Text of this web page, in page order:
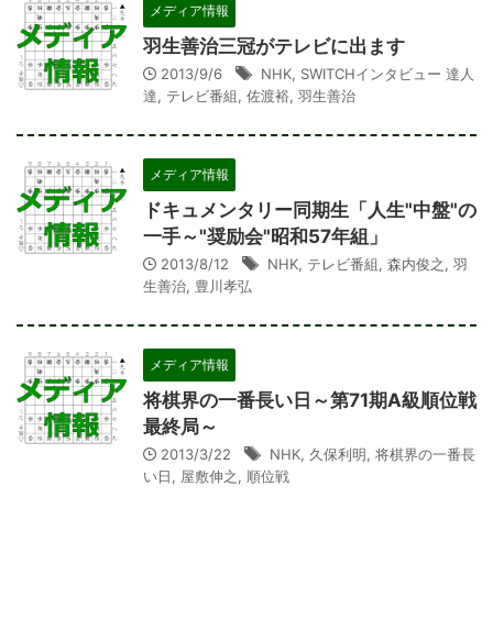
メディア情報
羽生善治三冠がテレビに出ます
2013/9/6 NHK, SWITCHインタビュー 達人
達, テレビ番組, 佐渡裕, 羽生善治
メディア情報
ドキュメンタリー同期生「人生"中盤"の
一手～"奨励会"昭和57年組」
2013/8/12 NHK, テレビ番組, 森内俊之, 羽
生善治, 豊川孝弘
メディア情報
将棋界の一番長い日～第71期A級順位戦
最終局～
2013/3/22 NHK, 久保利明, 将棋界の一番長
い日, 屋敷伸之, 順位戦